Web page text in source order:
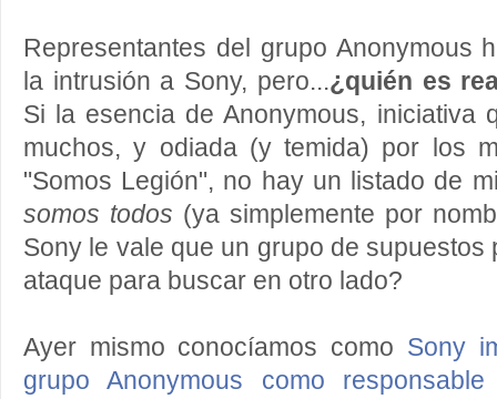
Representantes del grupo Anonymous
la intrusión a Sony, pero...¿quién es
Si la esencia de Anonymous, iniciativa
muchos, y odiada (y temida) por los
"Somos Legión", no hay un listado de
somos todos (ya simplemente por
Sony le vale que un grupo de
ataque para buscar en otro lado?
Ayer mismo conocíamos como Sony
grupo Anonymous como